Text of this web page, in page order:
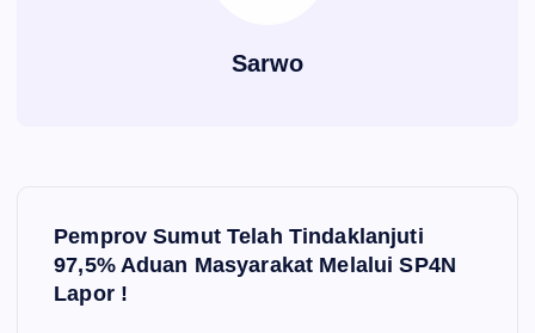
Sarwo
Pemprov Sumut Telah Tindaklanjuti
97,5% Aduan Masyarakat Melalui SP4N
Lapor !